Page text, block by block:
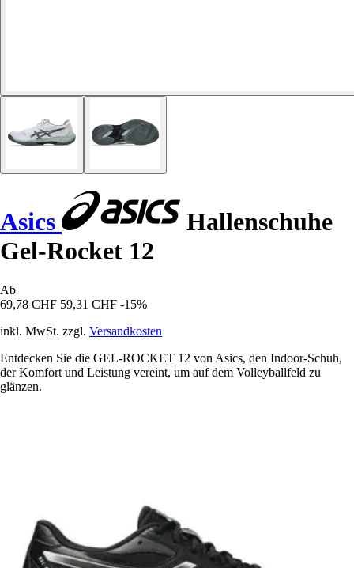
Asics
Hallenschuhe
Gel-Rocket 12
Ab
69,78 CHF 59,31 CHF -15%
inkl. MwSt. zzgl. Versandkosten
Entdecken Sie die GEL-ROCKET 12 von Asics, den Indoor-Schuh,
der Komfort und Leistung vereint, um auf dem Volleyballfeld zu
glänzen.